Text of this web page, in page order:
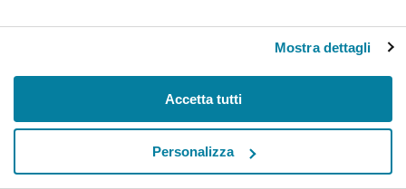
che hai fornito loro o che hanno raccolto dal tuo utilizzo dei loro
Mostra dettagli
Accetta tutti
Personalizza
Aggiorna la pagina per continuare.
Aggiorna